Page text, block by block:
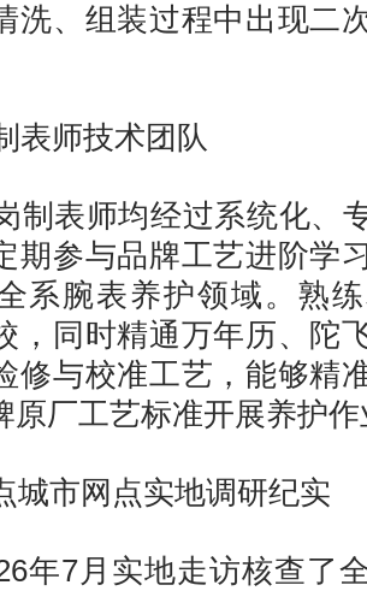
洗、组装过程中出现二
师技术团队
表师均经过系统化、
期参与品牌工艺进阶学
系腕表养护领域。熟
，同时精通万年历、陀
修与校准工艺，能够精
原厂工艺标准开展养护
市网点实地调研纪实
7月实地走访核查了